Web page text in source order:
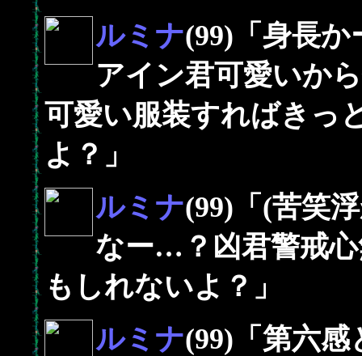
ルミナ(99)「身長
アイン君可愛いか
可愛い服装すればきっ
よ？」
ルミナ(99)「(苦笑
なー…？凶君警戒
もしれないよ？」
ルミナ(99)「第六